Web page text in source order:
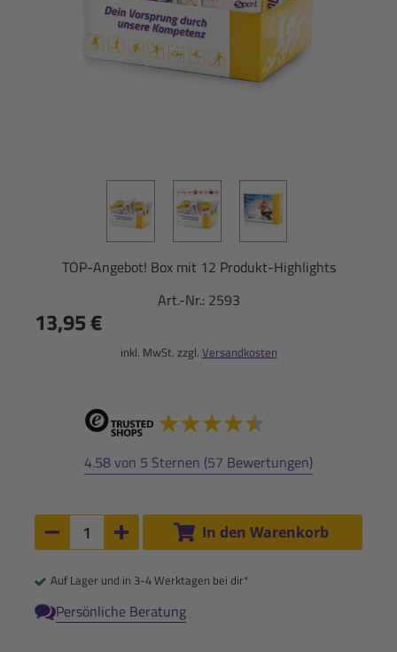
TOP-Angebot! Box mit 12 Produkt-Highlights
Art.-Nr.: 2593
13,95 €
inkl. MwSt. zzgl. Versandkosten
4.58 von 5 Sternen (57 Bewertungen)
Anzahl:
Anzahl um 1 verringern
Anzahl um 1 erhöhen
In den Warenkorb
Auf Lager und in 3-4 Werktagen bei dir*
Persönliche Beratung